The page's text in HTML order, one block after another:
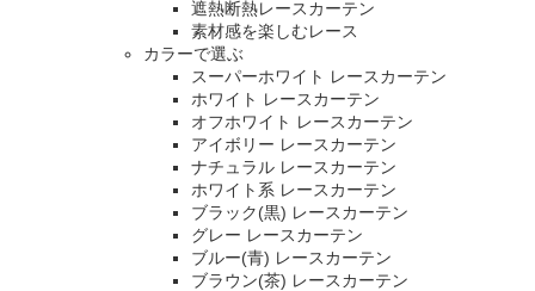
遮熱断熱レースカーテン
素材感を楽しむレース
カラーで選ぶ
スーパーホワイト レースカーテン
ホワイト レースカーテン
オフホワイト レースカーテン
アイボリー レースカーテン
ナチュラル レースカーテン
ホワイト系 レースカーテン
ブラック(黒) レースカーテン
グレー レースカーテン
ブルー(青) レースカーテン
ブラウン(茶) レースカーテン